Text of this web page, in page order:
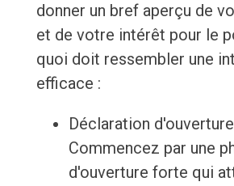
donner un bref aperçu de
et de votre intérêt pour le
quoi doit ressembler une
efficace :
Déclaration
Commencez par une
d'ouverture forte qui